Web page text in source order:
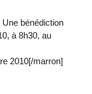
Une bénédiction
à 8h30, au
2010[/marron]